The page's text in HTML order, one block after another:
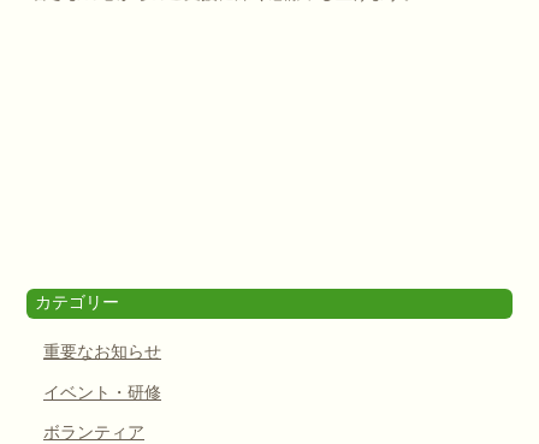
カテゴリー
重要なお知らせ
イベント・研修
ボランティア